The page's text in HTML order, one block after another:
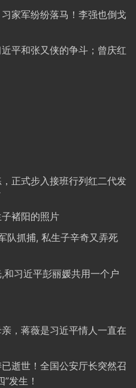
家军纷纷落马！李强也倒戈
平和张又侠的争斗；曾庆红
正式步入接班行列红二代发
褚阳的照片
队抓捕, 私生子辛奇又弄死
习近平彭丽媛共用一个户
，蒋薇是习近平情人一直在
逝世！全国公安厅长突然召
发生！